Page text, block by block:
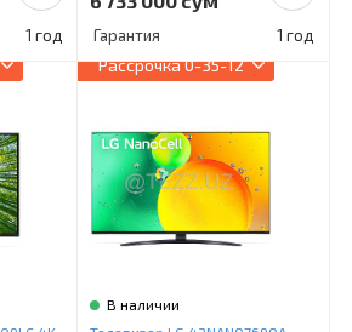
1 год Гарантия 1 год
Рассрочка0-35-12
В наличии